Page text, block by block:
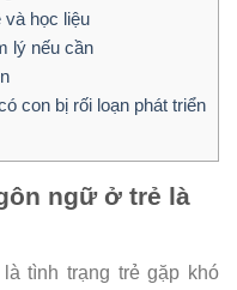
học liệu
lý nếu cần
con bị rối loạn phát triển
ngữ ở trẻ là
là tình trạng trẻ gặp khó